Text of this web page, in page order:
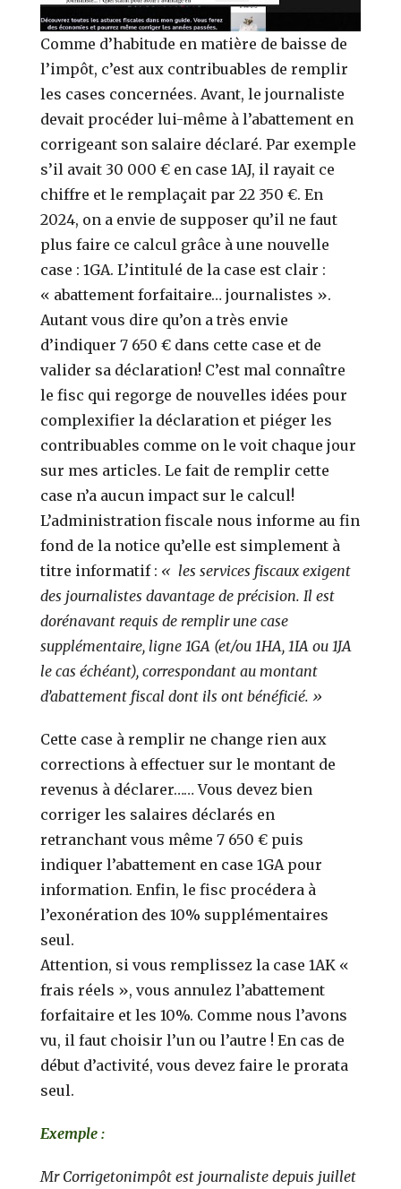
Comme d’habitude en matière de baisse de
l’impôt, c’est aux contribuables de remplir
les cases concernées. Avant, le journaliste
devait procéder lui-même à l’abattement en
corrigeant son salaire déclaré. Par exemple
s’il avait 30 000 € en case 1AJ, il rayait ce
chiffre et le remplaçait par 22 350 €. En
2024, on a envie de supposer qu’il ne faut
plus faire ce calcul grâce à une nouvelle
case : 1GA. L’intitulé de la case est clair :
« abattement forfaitaire… journalistes ».
Autant vous dire qu’on a très envie
d’indiquer 7 650 € dans cette case et de
valider sa déclaration! C’est mal connaître
le fisc qui regorge de nouvelles idées pour
complexifier la déclaration et piéger les
contribuables comme on le voit chaque jour
sur mes articles. Le fait de remplir cette
case n’a aucun impact sur le calcul!
L’administration fiscale nous informe au fin
fond de la notice qu’elle est simplement à
titre informatif : « les services fiscaux exigent
des journalistes davantage de précision. Il est
dorénavant requis de remplir une case
supplémentaire, ligne 1GA (et/ou 1HA, 1IA ou 1JA
le cas échéant), correspondant au montant
d’abattement fiscal dont ils ont bénéficié. »
Cette case à remplir ne change rien aux
corrections à effectuer sur le montant de
revenus à déclarer…… Vous devez bien
corriger les salaires déclarés en
retranchant vous même 7 650 € puis
indiquer l’abattement en case 1GA pour
information. Enfin, le fisc procédera à
l’exonération des 10% supplémentaires
seul.
Attention, si vous remplissez la case 1AK «
frais réels », vous annulez l’abattement
forfaitaire et les 10%. Comme nous l’avons
vu, il faut choisir l’un ou l’autre ! En cas de
début d’activité, vous devez faire le prorata
seul.
Exemple :
Mr Corrigetonimpôt est journaliste depuis juillet